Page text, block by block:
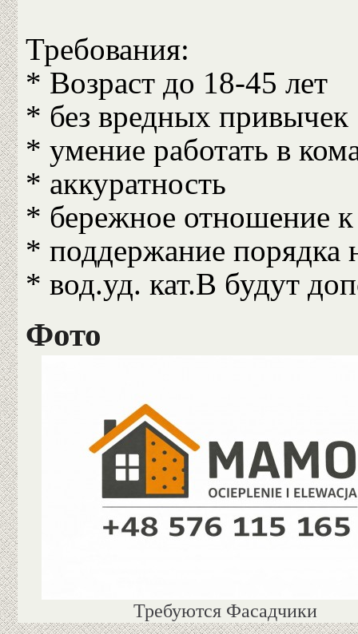
Требования:
* Возраст до 18-45 лет
* без вредных привычек
* умение работать в
* аккуратность
* бережное отношение
* поддержание порядка
* вод.уд. кат.В будут
Фото
Требуются Фасадчики